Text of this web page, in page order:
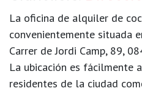
La oficina de alquiler de
convenientemente situada
Carrer de Jordi Camp, 89,
La ubicación es fácilmente
residentes de la ciudad